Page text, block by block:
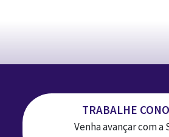
TRABALHE
Venha avançar com a